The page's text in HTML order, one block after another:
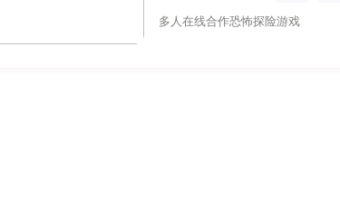
多人在线合作恐怖探险游戏